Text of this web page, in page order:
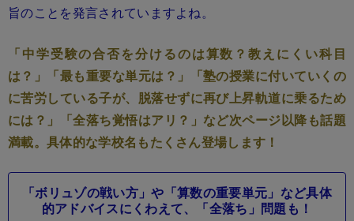
旨のことを発言されていますよね。
「中学受験の合否を分けるのは算数？教えにくい科目
は？」「最も重要な単元は？」「塾の授業に付いていくの
に苦労している子が、脱落せずに再び上昇軌道に乗るため
には？」「全落ち覚悟はアリ？」など次ページ以降も話題
満載。具体的な学校名もたくさん登場します！
「ボリュゾの戦い方」や「算数の重要単元」など具体
的アドバイスにくわえて、「全落ち」問題も！